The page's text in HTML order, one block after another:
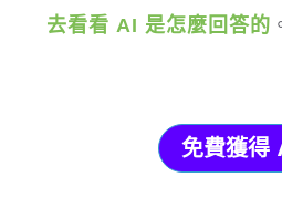
去看看 AI 是怎麼回答的
免費獲得